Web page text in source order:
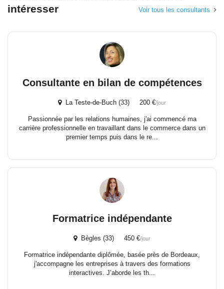
intéresser
Voir tous les consultants
Consultante en bilan de compétences
La Teste-de-Buch (33) 200 €/jour
Passionnée par les relations humaines, j'ai commencé ma
carrière professionnelle en travaillant dans le commerce dans un
premier temps puis dans le re...
Formatrice indépendante
Bègles (33) 450 €/jour
Formatrice indépendante diplômée, basée près de Bordeaux,
j'accompagne les entreprises à travers des formations
interactives. J’aborde les th...